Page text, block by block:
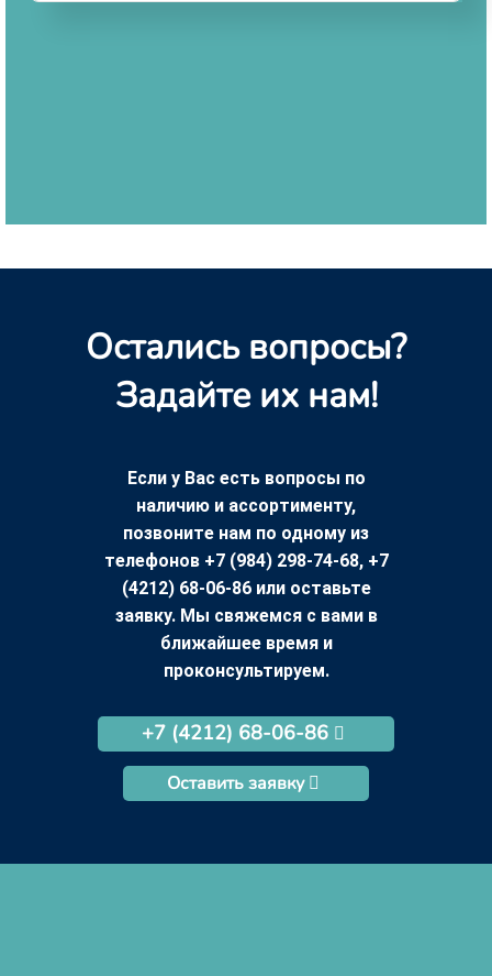
Остались вопросы?
Задайте их нам!
Если у Вас есть вопросы по
наличию и ассортименту,
позвоните нам по одному из
телефонов +7 (984) 298-74-68, +7
(4212) 68-06-86 или оставьте
заявку. Мы свяжемся с вами в
ближайшее время и
проконсультируем.
+7 (4212) 68-06-86
Оставить заявку